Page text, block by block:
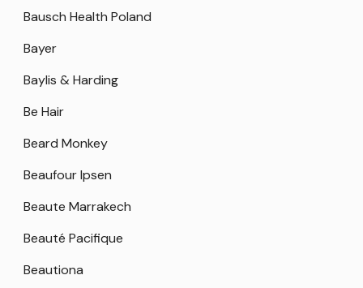
Bausch Health Poland
Bayer
Baylis & Harding
Be Hair
Beard Monkey
Beaufour Ipsen
Beaute Marrakech
Beauté Pacifique
Beautiona